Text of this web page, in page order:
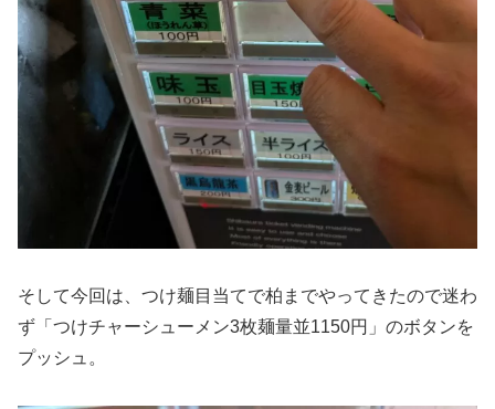
そして今回は、つけ麺目当てで柏までやってきたので迷わ
ず「つけチャーシューメン3枚麺量並1150円」のボタンを
プッシュ。